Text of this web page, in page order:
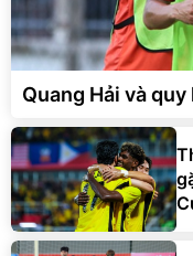
Quang Hải và